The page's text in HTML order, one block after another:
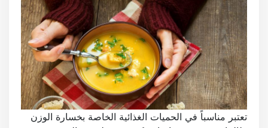
تعتبر مناسباً في الحميات الغذائية الخاصة بخسارة الوزن